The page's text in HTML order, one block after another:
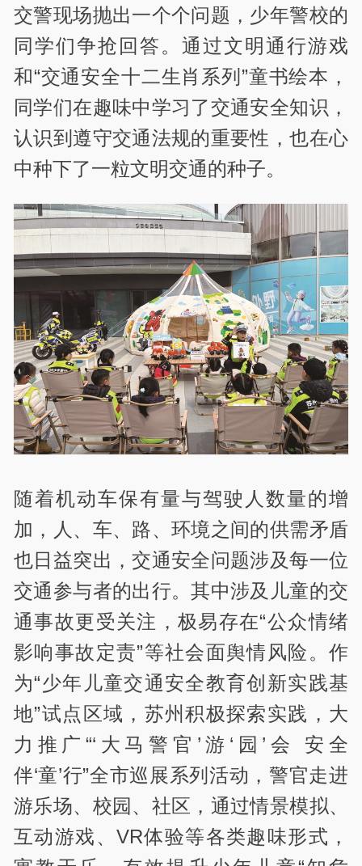
交警现场抛出一个个问题，少年警校的
同学们争抢回答。通过文明通行游戏
和“交通安全十二生肖系列”童书绘本，
同学们在趣味中学习了交通安全知识，
认识到遵守交通法规的重要性，也在心
中种下了一粒文明交通的种子。
随着机动车保有量与驾驶人数量的增
加，人、车、路、环境之间的供需矛盾
也日益突出，交通安全问题涉及每一位
交通参与者的出行。其中涉及儿童的交
通事故更受关注，极易存在“公众情绪
影响事故定责”等社会面舆情风险。作
为“少年儿童交通安全教育创新实践基
地”试点区域，苏州积极探索实践，大
力推广“‘大马警官’游‘园’会 安全
伴‘童’行”全市巡展系列活动，警官走进
游乐场、校园、社区，通过情景模拟、
互动游戏、VR体验等各类趣味形式，